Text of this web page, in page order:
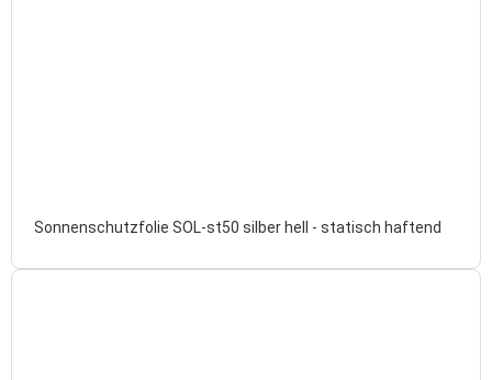
Sonnenschutzfolie SOL-st50 silber hell - statisch haftend